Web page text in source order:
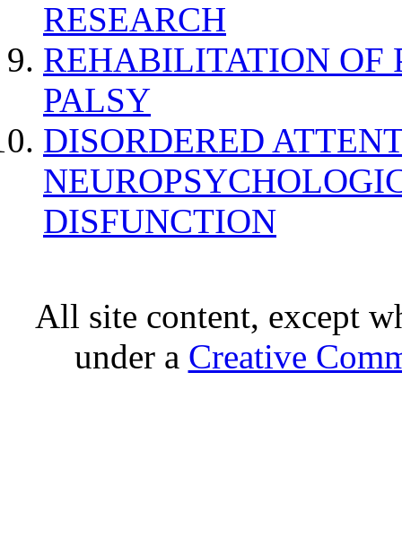
RESEARCH
REHABILITATION OF
PALSY
DISORDERED
DISFUNCTION
All site content, except
under a Creative